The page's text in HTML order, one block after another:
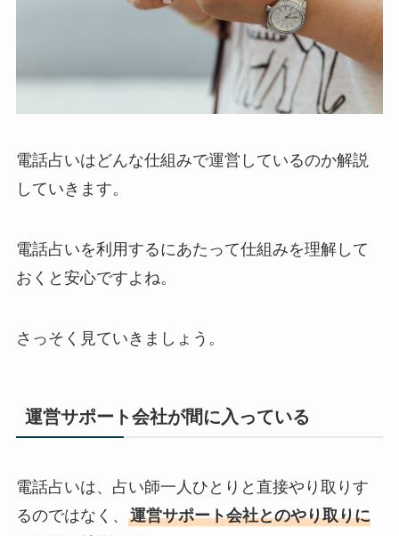
電話占いはどんな仕組みで運営しているのか解説
していきます。
電話占いを利用するにあたって仕組みを理解して
おくと安心ですよね。
さっそく見ていきましょう。
運営サポート会社が間に入っている
電話占いは、占い師一人ひとりと直接やり取りす
るのではなく、 運営サポート会社とのやり取りに